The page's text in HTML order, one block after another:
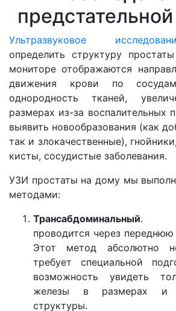
Ультразвуковое
определить структуру
мониторе отображаются
движения крови по
однородность тканей,
размерах из-за воспалительных
выявить новообразования (как
так и злокачественные),
кисты, сосудистые заболевания.
УЗИ простаты на дому мы
методами:
Трансабдоминальный.
проводится через
Этот метод абсолютно
требует специальной
возможность увидеть
железы в размерах и
структуры.